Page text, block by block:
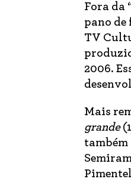
Fora da
pano de
TV
2006.
Mais
grande
também